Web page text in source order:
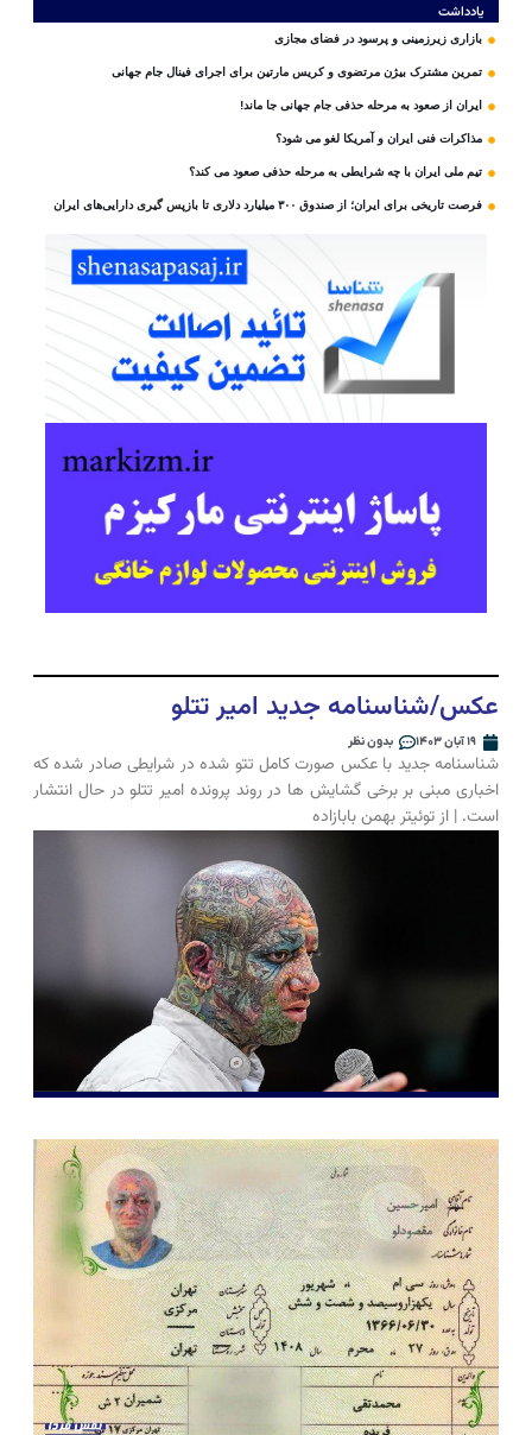
یادداشت
بازاری زیرزمینی و پرسود در فضای مجازی
تمرین مشترک بیژن مرتضوی و کریس مارتین برای اجرای فینال جام جهانی
ایران از صعود به مرحله حذفی جام جهانی جا ماند!
مذاکرات فنی ایران و آمریکا لغو می شود؟
تیم ملی ایران با چه شرایطی به مرحله حذفی صعود می کند؟
فرصت تاریخی برای ایران؛ از صندوق ۳۰۰ میلیارد دلاری تا بازپس گیری دارایی‌های ایران
عکس/شناسنامه جدید امیر تتلو
۱۹ آبان ۱۴۰۳ بدون نظر
شناسنامه جدید با عکس صورت کامل تتو شده در شرایطی صادر شده که
اخباری مبنی بر برخی گشایش ها در روند پرونده امیر تتلو در حال انتشار
است. | از توئیتر بهمن بابازاده